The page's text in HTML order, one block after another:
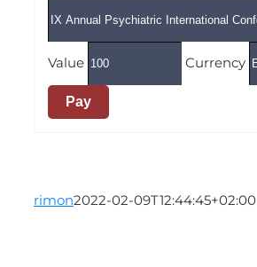
Value Currency
Pay
rimon2022-02-09T12:44:45+02:00